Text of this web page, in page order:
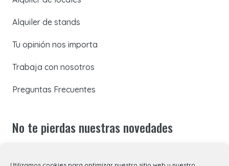
Alquiler de stands
Tu opinión nos importa
Trabaja con nosotros
Preguntas Frecuentes
No te pierdas nuestras novedades